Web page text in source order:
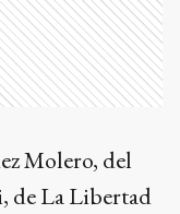
Molero, del
de La Libertad